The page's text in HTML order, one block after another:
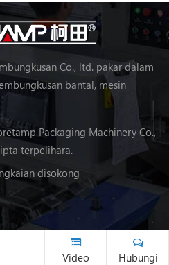
Co., ltd. pakar dalam
bantal, mesin
mesin pembungkusan barisan
pembungkusan sayur-sayuran,
dll.
Packaging Machinery Co.,
terpelihara.
disokong
Video Hubungi